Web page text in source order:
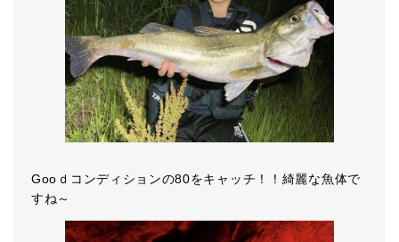
Gooｄコンディションの80をキャッチ！！綺麗な魚体で
すね～